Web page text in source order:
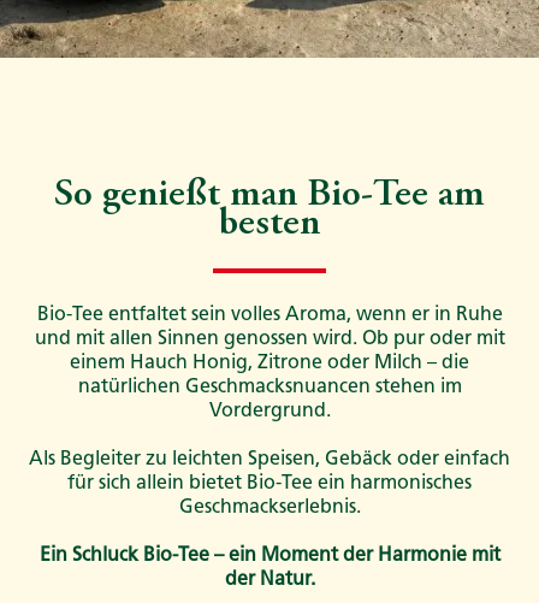
So genießt man Bio-Tee am
besten
Bio-Tee entfaltet sein volles Aroma, wenn er in Ruhe
und mit allen Sinnen genossen wird. Ob pur oder mit
einem Hauch Honig, Zitrone oder Milch – die
natürlichen Geschmacksnuancen stehen im
Vordergrund.
Als Begleiter zu leichten Speisen, Gebäck oder einfach
für sich allein bietet Bio-Tee ein harmonisches
Geschmackserlebnis.​
Ein Schluck Bio-Tee – ein Moment der Harmonie mit
der Natur.